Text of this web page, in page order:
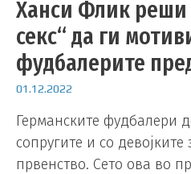
Ханси Флик реши
секс“ да ги
фудбалерите
01.12.2022
Германските фудбалери
сопругите и со
првенство. Сето ова во